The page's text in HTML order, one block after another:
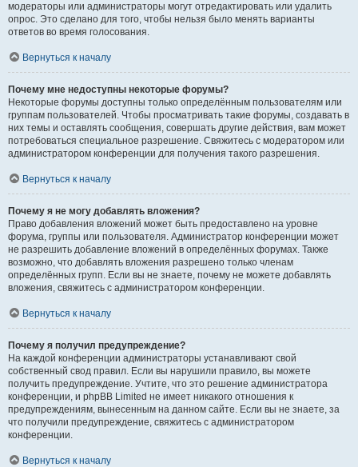
модераторы или администраторы могут отредактировать или удалить
опрос. Это сделано для того, чтобы нельзя было менять варианты
ответов во время голосования.
Вернуться к началу
Почему мне недоступны некоторые форумы?
Некоторые форумы доступны только определённым пользователям или
группам пользователей. Чтобы просматривать такие форумы, создавать в
них темы и оставлять сообщения, совершать другие действия, вам может
потребоваться специальное разрешение. Свяжитесь с модератором или
администратором конференции для получения такого разрешения.
Вернуться к началу
Почему я не могу добавлять вложения?
Право добавления вложений может быть предоставлено на уровне
форума, группы или пользователя. Администратор конференции может
не разрешить добавление вложений в определённых форумах. Также
возможно, что добавлять вложения разрешено только членам
определённых групп. Если вы не знаете, почему не можете добавлять
вложения, свяжитесь с администратором конференции.
Вернуться к началу
Почему я получил предупреждение?
На каждой конференции администраторы устанавливают свой
собственный свод правил. Если вы нарушили правило, вы можете
получить предупреждение. Учтите, что это решение администратора
конференции, и phpBB Limited не имеет никакого отношения к
предупреждениям, вынесенным на данном сайте. Если вы не знаете, за
что получили предупреждение, свяжитесь с администратором
конференции.
Вернуться к началу